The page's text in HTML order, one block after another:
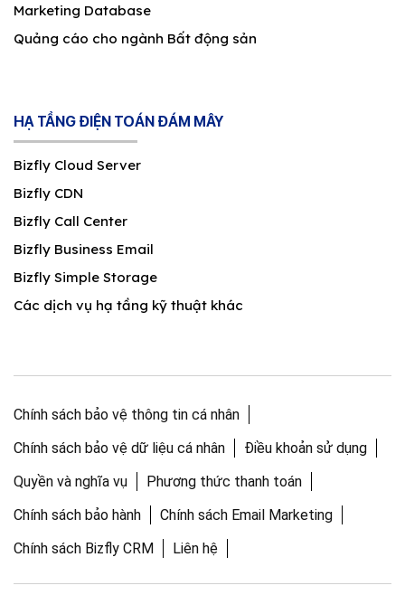
Marketing Database
Quảng cáo cho ngành Bất động sản
HẠ TẦNG ĐIỆN TOÁN ĐÁM MÂY
Bizfly Cloud Server
Bizfly CDN
Bizfly Call Center
Bizfly Business Email
Bizfly Simple Storage
Các dịch vụ hạ tầng kỹ thuật khác
Chính sách bảo vệ thông tin cá nhân
Chính sách bảo vệ dữ liệu cá nhân
Điều khoản sử dụng
Quyền và nghĩa vụ
Phương thức thanh toán
Chính sách bảo hành
Chính sách Email Marketing
Chính sách Bizfly CRM
Liên hệ